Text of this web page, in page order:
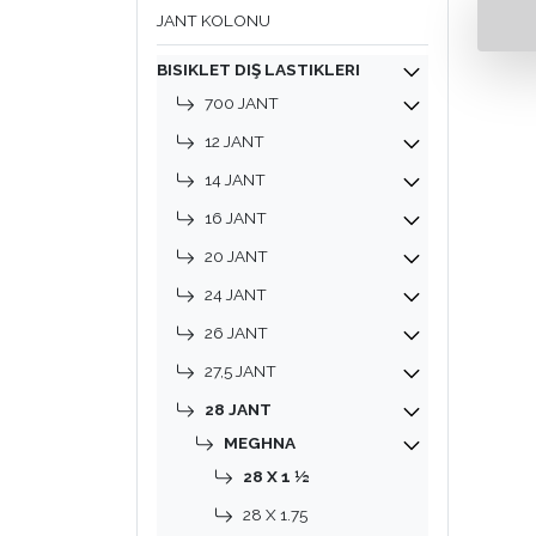
JANT KOLONU
BISIKLET DIŞ LASTIKLERI
700 JANT
12 JANT
14 JANT
16 JANT
20 JANT
24 JANT
26 JANT
27,5 JANT
28 JANT
MEGHNA
28 X 1 ½
28 X 1.75